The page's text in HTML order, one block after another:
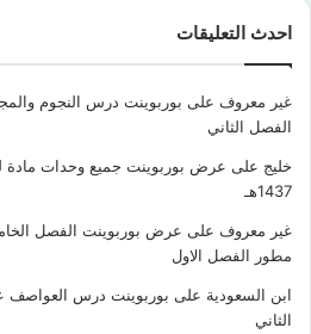
احدث التعليقات
غير معروف على بوربوينت درس النجوم
الفصل الثاني
خليج على عرض بوربوينت جميع وحدات مادة
1437هـ
غير معروف على عرض بوربوينت الفصل
مطور الفصل الاول
ابن السعودية على بوربوينت درس العواصف
الثاني